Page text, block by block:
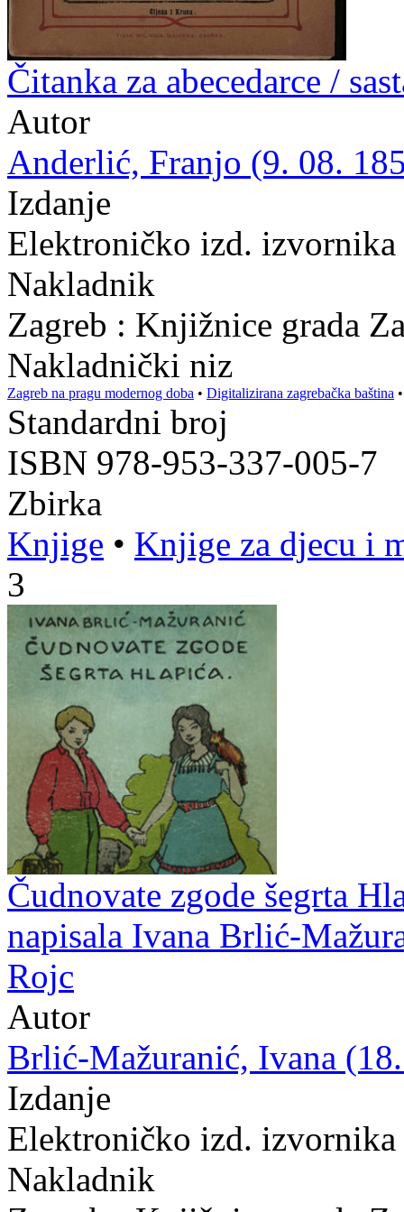
Čitanka za abecedarce /
Autor
Anderlić, Franjo (9. 08.
Izdanje
Elektroničko izd.
Nakladnik
Zagreb : Knjižnice grada
Nakladnički niz
Zagreb na pragu modernog doba • Digitalizirana zagrebačka baština
Standardni broj
ISBN 978-953-337-005-7
Zbirka
Knjige • Knjige za djecu i
3
Čudnovate zgode šegrta
napisala Ivana Brlić-
Rojc
Autor
Brlić-Mažuranić, Ivana
Izdanje
Elektroničko izd.
Nakladnik